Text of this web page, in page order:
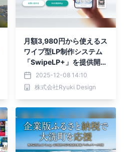
月額3,980円から使えるス
ワイプ型LP制作システム
「SwipeLP+」を提供開始
｜縦横スワイプ対応・ノー
コードで誰でも簡単に分析
と改善を実現
2025-12-08 14:10
株式会社Ryuki Design